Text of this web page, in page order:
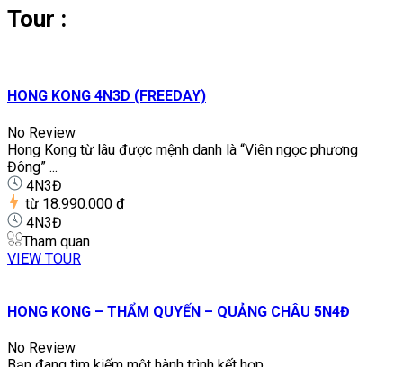
Tour :
HONG KONG 4N3D (FREEDAY)
No Review
Hong Kong từ lâu được mệnh danh là “Viên ngọc phương
Đông” ...
4N3Đ
từ 18.990.000 đ
4N3Đ
Tham quan
VIEW TOUR
HONG KONG – THẨM QUYẾN – QUẢNG CHÂU 5N4Đ
No Review